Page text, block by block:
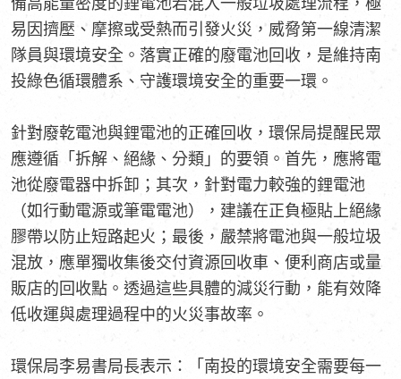
備高能量密度的鋰電池若混入一般垃圾處理流程，極
易因擠壓、摩擦或受熱而引發火災，威脅第一線清潔
隊員與環境安全。落實正確的廢電池回收，是維持南
投綠色循環體系、守護環境安全的重要一環。
針對廢乾電池與鋰電池的正確回收，環保局提醒民眾
應遵循「拆解、絕緣、分類」的要領。首先，應將電
池從廢電器中拆卸；其次，針對電力較強的鋰電池
（如行動電源或筆電電池），建議在正負極貼上絕緣
膠帶以防止短路起火；最後，嚴禁將電池與一般垃圾
混放，應單獨收集後交付資源回收車、便利商店或量
販店的回收點。透過這些具體的減災行動，能有效降
低收運與處理過程中的火災事故率。
環保局李易書局長表示：「南投的環境安全需要每一